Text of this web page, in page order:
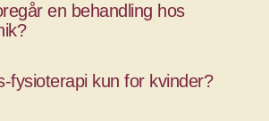
en behandling hos
fysioterapi kun for kvinder?